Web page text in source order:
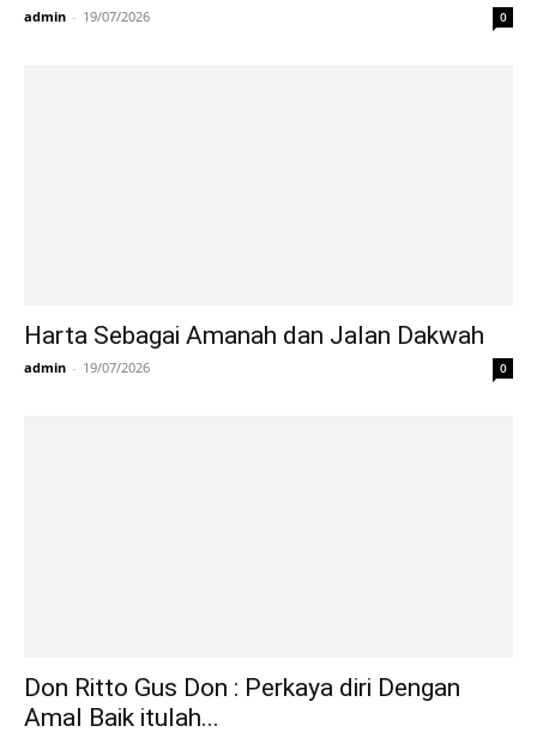
admin - 19/07/2026 0
Harta Sebagai Amanah dan Jalan Dakwah
admin - 19/07/2026 0
Don Ritto Gus Don : Perkaya diri Dengan
Amal Baik itulah...